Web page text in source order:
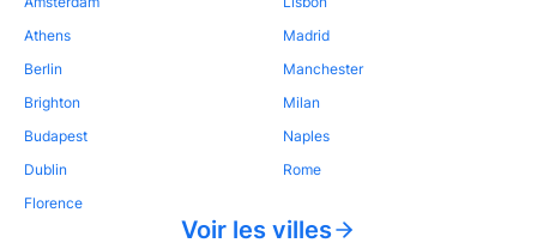
Athens
Berlin
Brighton
Budapest
Dublin
Florence
Madrid
Manchester
Milan
Naples
Rome
Voir les villes